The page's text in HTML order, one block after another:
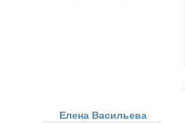
Елена Васильева